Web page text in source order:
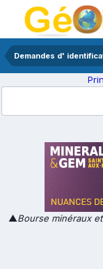
Demandes d'
▲Bourse minéraux